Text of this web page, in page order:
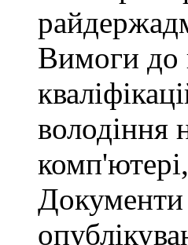
Вимоги до
володіння
Документи